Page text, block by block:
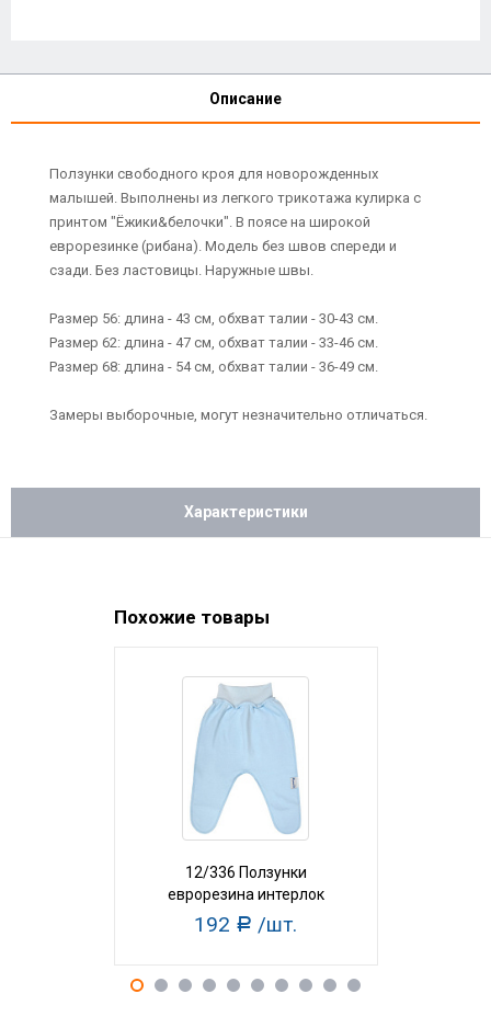
Описание
Ползунки свободного кроя для новорожденных
малышей. Выполнены из легкого трикотажа кулирка с
принтом "Ёжики&белочки". В поясе на широкой
еврорезинке (рибана). Модель без швов спереди и
сзади. Без ластовицы. Наружные швы.
Размер 56: длина - 43 см, обхват талии - 30-43 см.
Размер 62: длина - 47 см, обхват талии - 33-46 см.
Размер 68: длина - 54 см, обхват талии - 36-49 см.
Замеры выборочные, могут незначительно отличаться.
Характеристики
Похожие товары
12/336 Ползунки
еврорезина интерлок
192 Р /шт.